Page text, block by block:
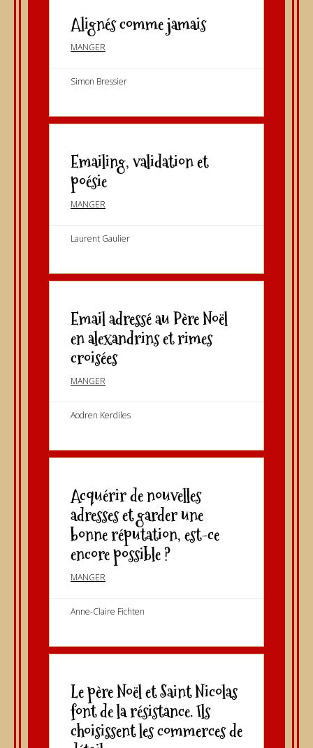
Alignés comme jamais
MANGER
Simon Bressier
Emailing, validation et
poésie
MANGER
Laurent Gaulier
Email adressé au Père Noël
en alexandrins et rimes
croisées
MANGER
Aodren Kerdiles
Acquérir de nouvelles
adresses et garder une
bonne réputation, est-ce
encore possible ?
MANGER
Anne-Claire Fichten
Le père Noël et Saint Nicolas
font de la résistance. Ils
choisissent les commerces de